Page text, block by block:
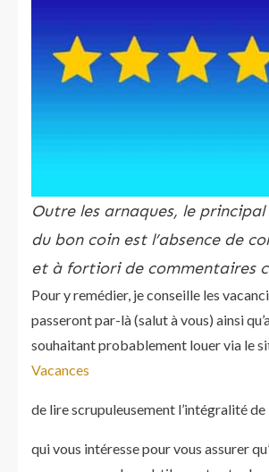
Outre les arnaques, le
du bon coin est l’absence de
et à fortiori de commentaires
Pour y remédier, je conseille les
passeront par-là (salut à vous) ainsi
souhaitant probablement louer via le
Vacances
de lire scrupuleusement l’intégralité de
qui vous intéresse pour vous assurer